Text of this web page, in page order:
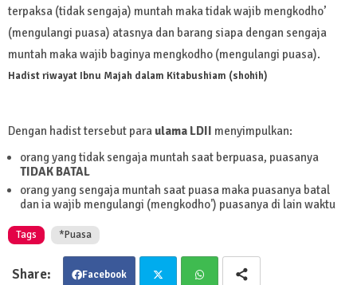
terpaksa (tidak sengaja) muntah maka tidak wajib mengkodho’
(mengulangi puasa) atasnya dan barang siapa dengan sengaja
muntah maka wajib baginya mengkodho (mengulangi puasa).
Hadist riwayat Ibnu Majah dalam Kitabushiam (shohih)
Dengan hadist tersebut paraulama LDII menyimpulkan:
orang yang tidak sengaja muntah saat berpuasa, puasanya
TIDAK BATAL
orang yang sengaja muntah saat puasa maka puasanya batal
dan ia wajib mengulangi (mengkodho') puasanya di lain waktu
Tags *Puasa
Facebook